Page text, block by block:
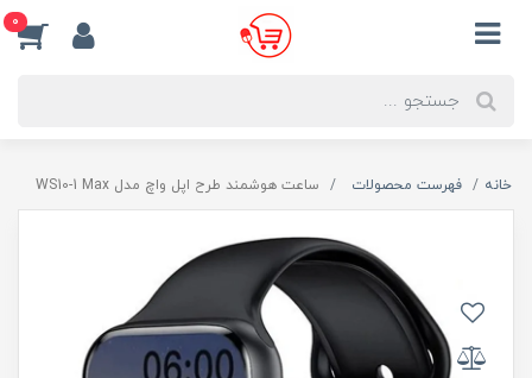
0
خانه فهرست محصولات ساعت هوشمند طرح اپل واچ مدل WS10-1 Max